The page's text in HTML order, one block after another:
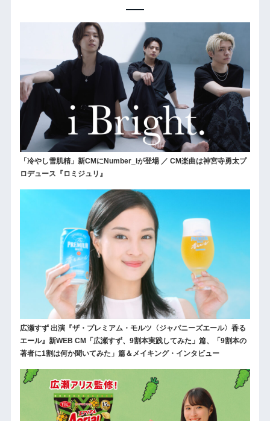
「冷やし雪肌精」新CMにNumber_iが登場 ／ CM楽曲は神宮寺勇太プ
ロデュース『ロミジュリ』
広瀬すず 出演『ザ・プレミアム・モルツ〈ジャパニーズエール〉香る
エール』新WEB CM「広瀬すず、9割本実践してみた」篇、「9割本の
著者に1割は何か聞いてみた」篇＆メイキング・インタビュー